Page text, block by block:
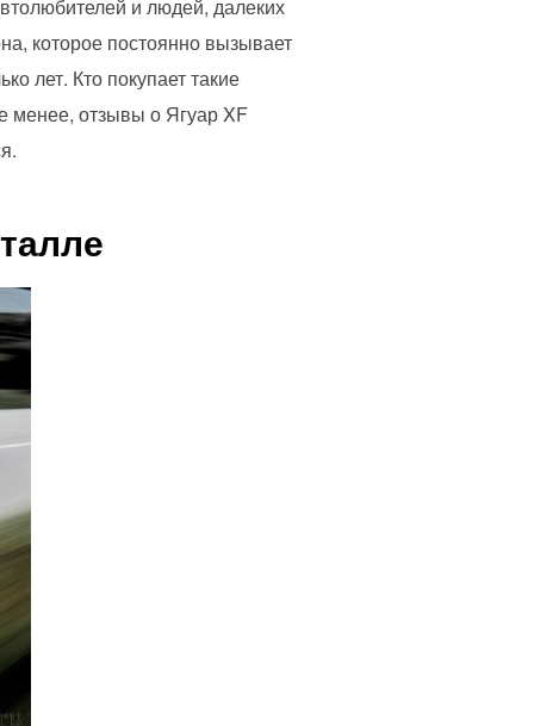
и людей, далеких
которое постоянно вызывает
лет. Кто покупает такие
менее, отзывы о Ягуар XF